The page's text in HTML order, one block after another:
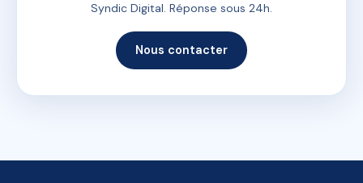
Syndic Digital. Réponse sous 24h.
Nous contacter